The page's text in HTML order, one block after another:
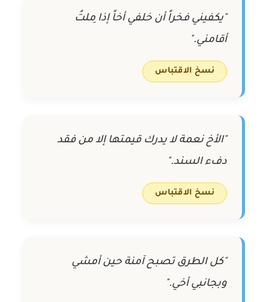
"يكفيني فخراً أن خلفي أخاً إذا مِلتُ
أقامني."
نسخ الاقتباس
"الأخ نعمة لا يدرك قيمتها إلا من فقد
دفء السند."
نسخ الاقتباس
"كل الطرق تصبح آمنة حين أمشي
وبجانبي أخي."